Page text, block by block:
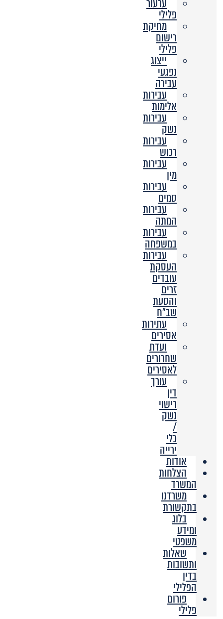
פלילי
מחיקת
רישום
פלילי
ייצוג
נפגעי
עבירה
עבירות
אלימות
עבירות
נשק
עבירות
רכוש
עבירות
מין
עבירות
סמים
עבירות
המתה
עבירות
במשפחה
עבירות
העסקת
עובדים
זרים
והסעת
שב”ח
עתירות
אסירים
ועדת
שחרורים
לאסירים
עורך
דין
רישוי
נשק
/
כלי
ירייה
אודות
הצלחות
המשרד
משרדנו
בתקשורת
בלוג
ומידע
משפטי
שאלות
ותשובות
בדין
הפלילי
פורום
פלילי